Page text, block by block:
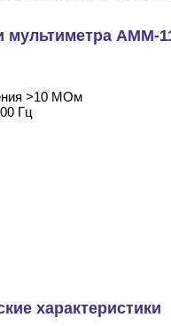
мультиметра АММ-
>10 МОм
Гц
характеристики